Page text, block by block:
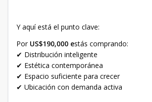
Y aquí está el punto clave:
Por US$190,000 estás comprando:
✔ Distribución inteligente
✔ Estética contemporánea
✔ Espacio suficiente para crecer
✔ Ubicación con demanda activa